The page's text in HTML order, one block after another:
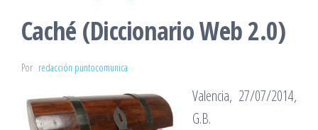
Caché (Diccionario Web 2.0)
Por redacción puntocomunica
Valencia, 27/07/2014,
G.B.